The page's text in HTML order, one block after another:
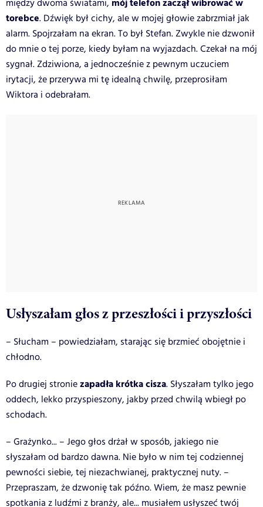
między dwoma światami, mój telefon zaczął wibrować w
torebce. Dźwięk był cichy, ale w mojej głowie zabrzmiał jak
alarm. Spojrzałam na ekran. To był Stefan. Zwykle nie dzwonił
do mnie o tej porze, kiedy byłam na wyjazdach. Czekał na mój
sygnał. Zdziwiona, a jednocześnie z pewnym uczuciem
irytacji, że przerywa mi tę idealną chwilę, przeprosiłam
Wiktora i odebrałam.
Usłyszałam głos z przeszłości i przyszłości
– Słucham – powiedziałam, starając się brzmieć obojętnie i
chłodno.
Po drugiej stroniezapadła krótka cisza. Słyszałam tylko jego
oddech, lekko przyspieszony, jakby przed chwilą wbiegł po
schodach.
– Grażynko... – Jego głos drżał w sposób, jakiego nie
słyszałam od bardzo dawna. Nie było w nim tej codziennej
pewności siebie, tej niezachwianej, praktycznej nuty. –
Przepraszam, że dzwonię tak późno. Wiem, że masz pewnie
spotkania z ludźmi z branży, ale... musiałem usłyszeć twój